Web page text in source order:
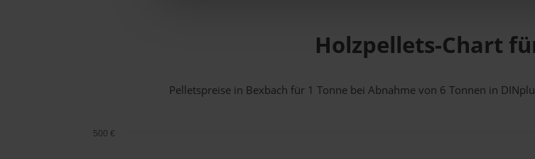
Holzpellets-Chart
Pelletspreise in Bexbach für 1 Tonne bei Abnahmevon 6 Tonnen in
500 €